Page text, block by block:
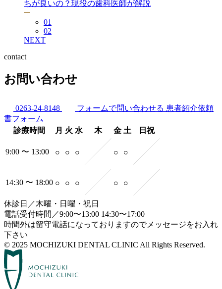
ちが良いの？現役の歯科医師が解説
01
02
NEXT
contact
お問い合わせ
0263-24-8148 フォームで問い合わせる 患者紹介依頼
書フォーム
診療時間
月 火 水 木 金 土 日祝
9:00 〜 13:00 ○ ○ ○ ○ ○
14:30 〜 18:00 ○ ○ ○ ○ ○
休診日／木曜・日曜・祝日
電話受付時間／9:00〜13:00 14:30〜17:00
時間外は留守電話になっておりますのでメッセージをお入れ
下さい
© 2025 MOCHIZUKI DENTAL CLINIC All Rights Reserved.